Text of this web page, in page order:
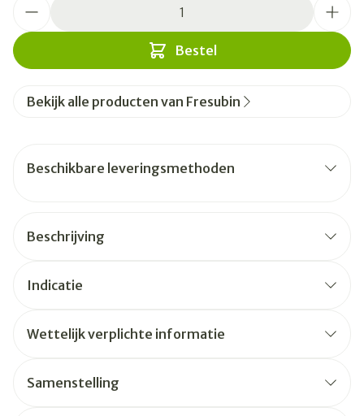
Bestel
Bekijk alle producten van Fresubin
Beschikbare leveringsmethoden
Beschrijving
Indicatie
Wettelijk verplichte informatie
Samenstelling